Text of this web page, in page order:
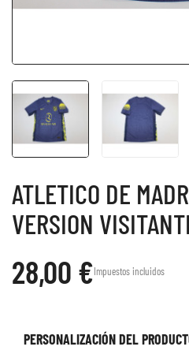
ATLETICO DE
VERSION
28,00 €Impuestos incluidos
PERSONALIZACIÓN DEL